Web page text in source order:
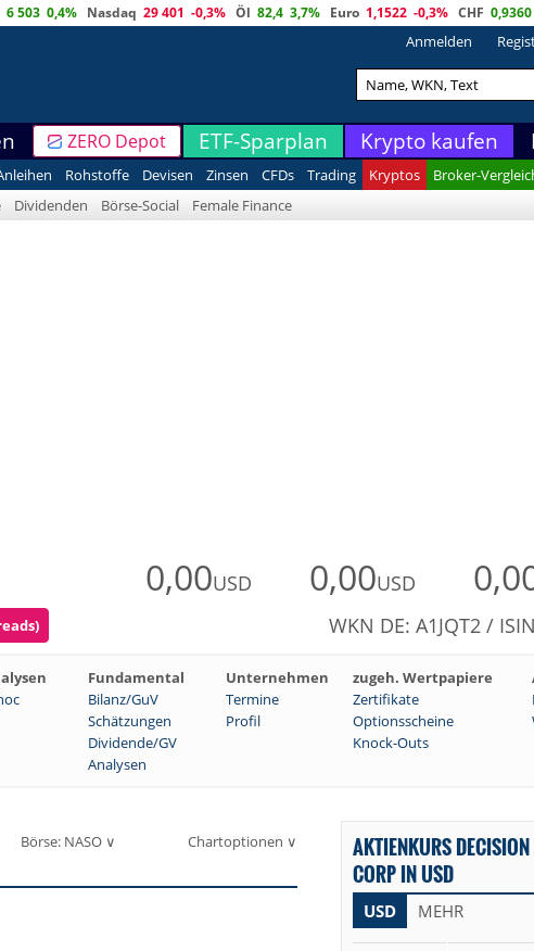
6 503 0,4% Nasdaq 29 401 -0,3% Öl 82,4 3,7% Euro 1,1522 -0,3% CHF 0,9360
Anmelden
ZERO Depot ETF-Sparplan Krypto kaufen
Rohstoffe Devisen Zinsen CFDs Trading Kryptos Broker-
Dividenden Börse-Social Female Finance
0,00USD 0,00USD
WKN DE: A1JQT2 /
Fundamental Unternehmen zugeh. Wertpapiere
Bilanz/GuV Termine Zertifikate
Schätzungen Profil Optionsscheine
Dividende/GV
Knock-Outs
Analysen
Börse: NASO ∨ Chartoptionen ∨
AKTIENKURS
CORP IN USD
USD MEHR